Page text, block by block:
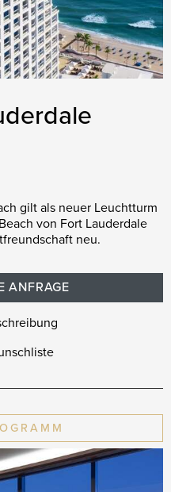
gilt als neuer Leuchtturm
von Fort Lauderdale
neu.
ANFRAGE